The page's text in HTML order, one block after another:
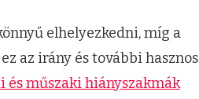
elhelyezkedni, míg a
az irány és további hasznos
műszaki hiányszakmák